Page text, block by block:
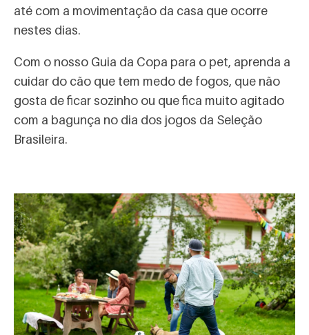
até com a movimentação da casa que ocorre
nestes dias.
Com o nosso Guia da Copa para o pet, aprenda a
cuidar do cão que tem medo de fogos, que não
gosta de ficar sozinho ou que fica muito agitado
com a bagunça no dia dos jogos da Seleção
Brasileira.